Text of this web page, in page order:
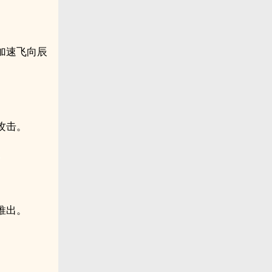
速飞向辰
。
。